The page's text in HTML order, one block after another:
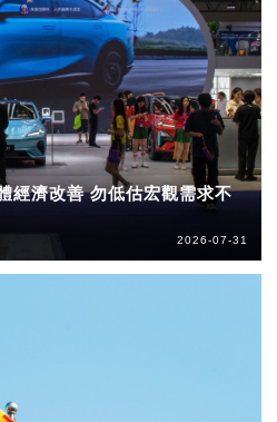
經濟改善 勿低估宏觀需求不
2026-07-31